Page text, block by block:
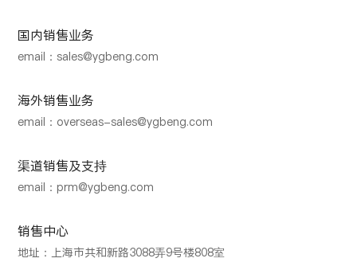
国内销售业务
email：sales@ygbeng.com
海外销售业务
email：overseas-sales@ygbeng.com
渠道销售及支持
email：prm@ygbeng.com
销售中心
地址：上海市共和新路3088弄9号楼808室